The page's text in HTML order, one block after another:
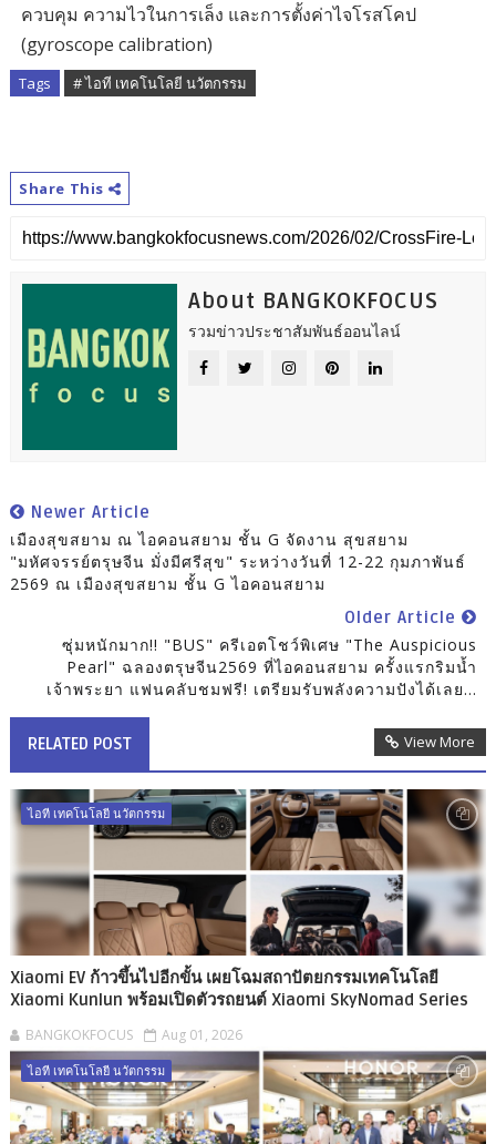
ควบคุม ความไวในการเล็ง และการตั้งค่าไจโรสโคป
(gyroscope calibration)
Tags # ไอที เทคโนโลยี นวัตกรรม
Share This
About BANGKOKFOCUS
รวมข่าวประชาสัมพันธ์ออนไลน์
Newer Article
เมืองสุขสยาม ณ ไอคอนสยาม ชั้น G จัดงาน สุขสยาม
"มหัศจรรย์ตรุษจีน มั่งมีศรีสุข" ระหว่างวันที่ 12-22 กุมภาพันธ์
2569 ณ เมืองสุขสยาม ชั้น G ไอคอนสยาม
Older Article
ซุ่มหนักมาก!! "BUS" ครีเอตโชว์พิเศษ "The Auspicious
Pearl" ฉลองตรุษจีน2569 ที่ไอคอนสยาม ครั้งแรกริมน้ำ
เจ้าพระยา แฟนคลับชมฟรี! เตรียมรับพลังความปังได้เลย...
RELATED POST View More
ไอที เทคโนโลยี นวัตกรรม
Xiaomi EV ก้าวขึ้นไปอีกขั้น เผยโฉมสถาปัตยกรรมเทคโนโลยี
Xiaomi Kunlun พร้อมเปิดตัวรถยนต์ Xiaomi SkyNomad Series
BANGKOKFOCUS Aug 01, 2026
ไอที เทคโนโลยี นวัตกรรม